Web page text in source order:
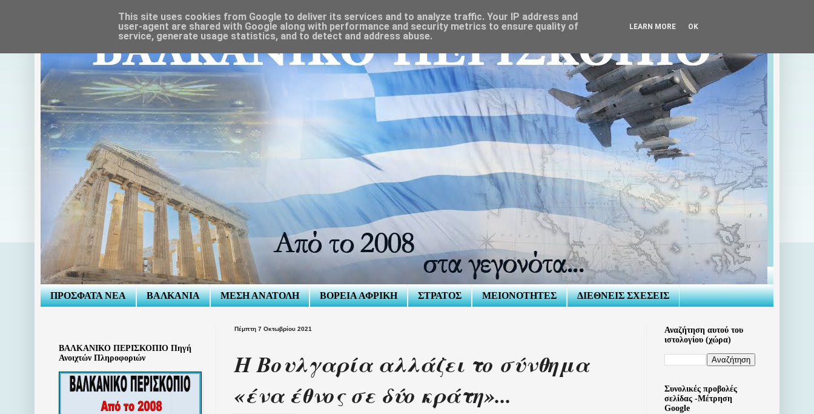
ΠΡΟΣΦΑΤΑ ΝΕΑ ΒΑΛΚΑΝΙΑ ΜΕΣΗ ΑΝΑΤΟΛΗ ΒΟΡΕΙΑ ΑΦΡΙΚΗ ΣΤΡΑΤΟΣ ΜΕΙΟΝΟΤΗΤΕΣ ΔΙΕΘΝΕΙΣ ΣΧΕΣΕΙΣ
Πέμπτη 7 Οκτωβρίου 2021
Η Βουλγαρία αλλάζει το σύνθημα
«ένα έθνος σε δύο κράτη»...
ΒΑΛΚΑΝΙΚΟ ΠΕΡΙΣΚΟΠΙΟ Πηγή
Ανοιχτών Πληροφοριών
Αναζήτηση αυτού του
ιστολογίου (χώρα)
Συνολικές προβολές
σελίδας -Μέτρηση
Google
This site uses cookies from Google to deliver its services and to analyze traffic. Your IP address and
user-agent are shared with Google along with performance and security metrics to ensure quality of
service, generate usage statistics, and to detect and address abuse.
LEARN MORE OK